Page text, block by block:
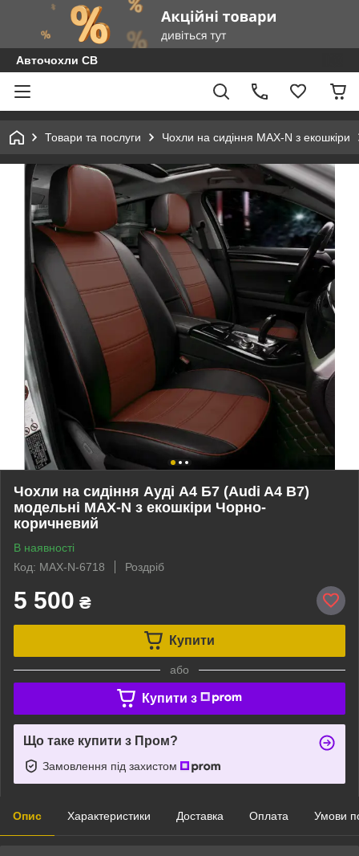
Авточохли СВ
Товари та послуги Чохли на сидіння MAX-N з екошкіри
Чохли на сидіння Ауді А4 Б7 (Audi A4 B7)
модельні MAX-N з екошкіри Чорно-
коричневий
В наявності
Код: MAX-N-6718
Роздріб
5 500 ₴
Купити
або
Купити з
Що таке купити з Пром?
Замовлення під захистом
Опис Характеристики Доставка Оплата Умови